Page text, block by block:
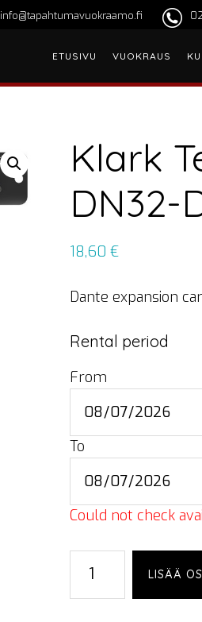
info@tapahtumavuokraamo.fi
ETUSIVU VUOKRAUS
Klark
DN32-
18,60 €
Dante expansion
Rental period
From
To
Could not check
Teknik
DN32-
LISÄÄ